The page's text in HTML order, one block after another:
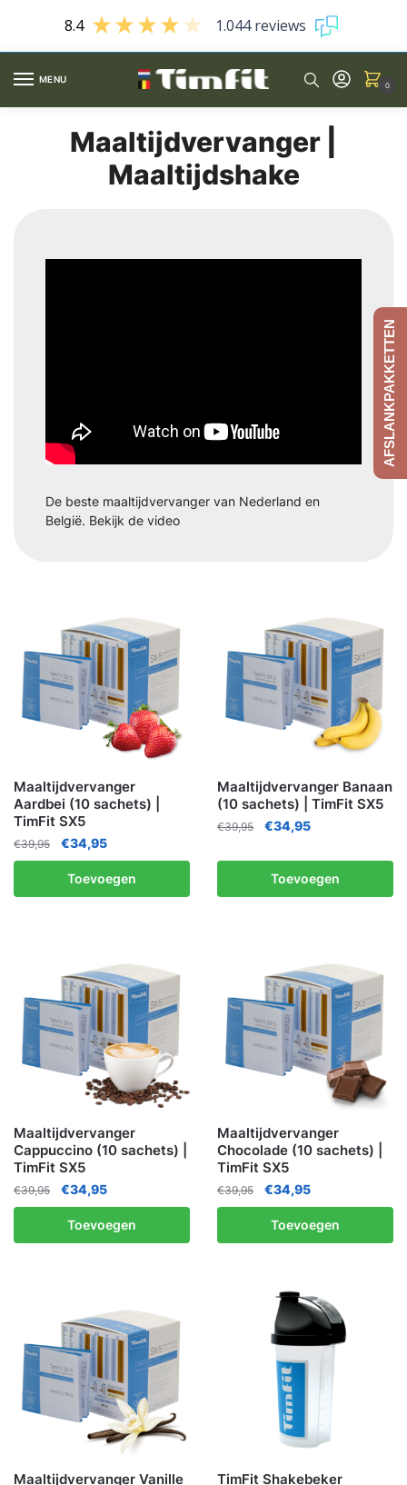
8.4 1.044 reviews
MENU
0
Maaltijdvervanger |
Maaltijdshake
De beste maaltijdvervanger van Nederland en
België. Bekijk de video
Maaltijdvervanger
Aardbei (10 sachets) |
TimFit SX5
€39,95 €34,95
Toevoegen
Maaltijdvervanger Banaan
(10 sachets) | TimFit SX5
€39,95 €34,95
Toevoegen
Maaltijdvervanger
Cappuccino (10 sachets) |
TimFit SX5
€39,95 €34,95
Toevoegen
Maaltijdvervanger
Chocolade (10 sachets) |
TimFit SX5
€39,95 €34,95
Toevoegen
Maaltijdvervanger Vanille
TimFit Shakebeker
AFSLANKPAKKETTEN